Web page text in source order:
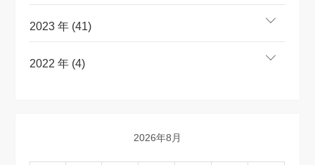
2023 年 (41)
2022 年 (4)
2026年8月